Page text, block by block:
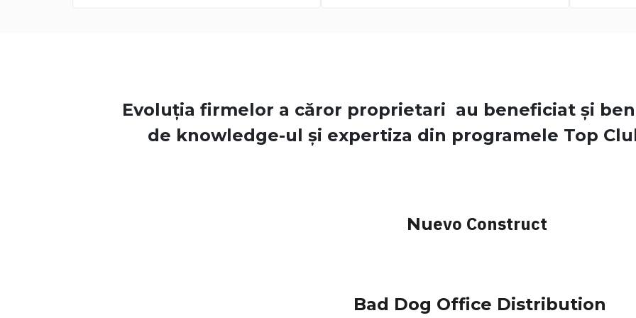
Evoluția firmelor a căror proprietari au beneficiat și
de knowledge-ul și expertiza din programele Top
Nuevo Construct
Bad Dog Office Distribution